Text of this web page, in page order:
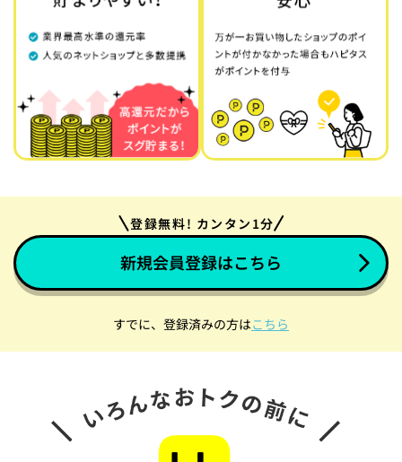
登録無料! カンタン1分
新規会員登録はこちら
すでに、登録済みの方はこちら